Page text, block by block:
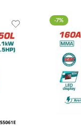
-7%